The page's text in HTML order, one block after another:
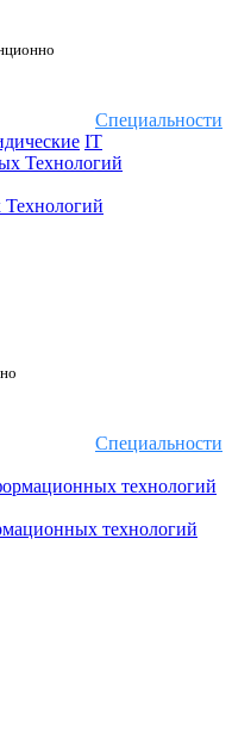
Специальности
IT
Специальности
технологий